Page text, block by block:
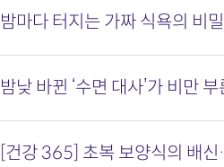
밤마다 터지는 가짜 식욕의 비
밤낮 바뀐 ‘수면 대사’가 비만
[건강 365] 초복 보양식의 배